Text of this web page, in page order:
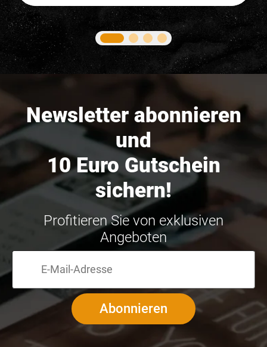
Newsletter abonnieren
und
10 Euro Gutschein
sichern!
Profitieren Sie von exklusiven
Angeboten
Abonnieren